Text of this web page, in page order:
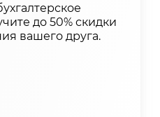
до 50% скидки
вашего друга.